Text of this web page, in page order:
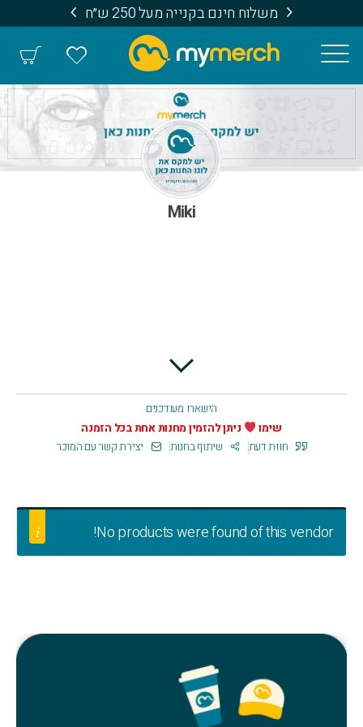
משלוח חינם בקנייה מעל 250 ש״ח
Miki
הישארו מעודכנים
שימו
ניתן להזמין מחנות אחת בכל הזמנה
חוות דעת
שיתוף בחנות יצירת קשר עם המוכר
No products were found of this vendor!